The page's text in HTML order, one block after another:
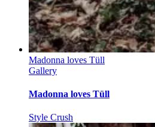
Madonna loves Tüll
Gallery
Madonna loves Tüll
Style Crush